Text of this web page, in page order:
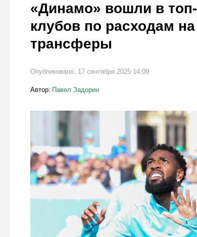
«Динамо» вошли в
клубов по расходам на
трансферы
Опубликовано: 17 сентября 2025 14:09
Автор: Павел Задорин